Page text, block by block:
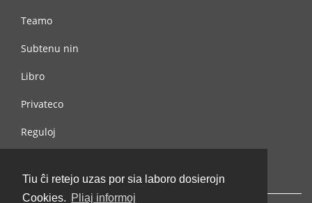
Tiu ĉi retejo uzas por sia laboro dosierojn
Cookies. Pliaj informoj
Teamo
Subtenu nin
Libro
Privateco
Reguloj